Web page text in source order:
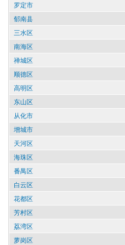
罗定市
郁南县
三水区
南海区
禅城区
顺德区
高明区
东山区
从化市
增城市
天河区
海珠区
番禺区
白云区
花都区
芳村区
荔湾区
萝岗区